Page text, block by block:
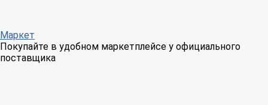
Маркет
Покупайте в удобном маркетплейсе у официального
поставщика